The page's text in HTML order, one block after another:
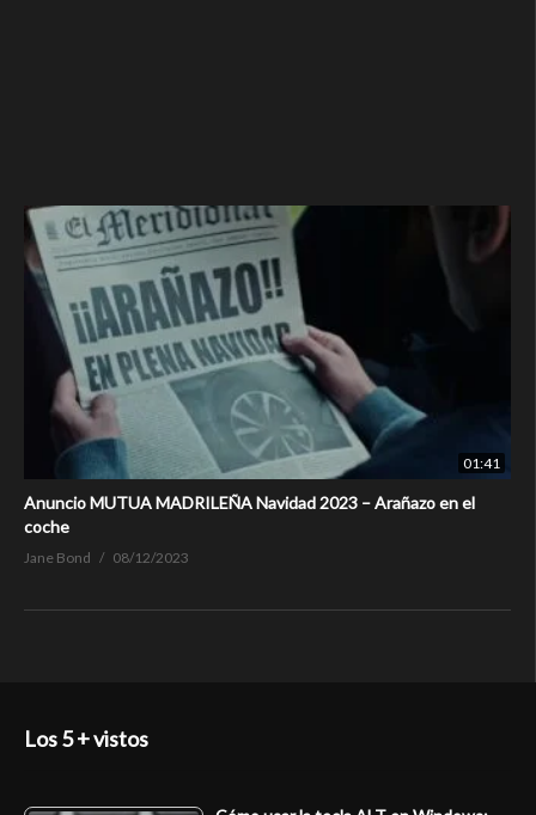
01:41
Anuncio MUTUA MADRILEÑA Navidad 2023 – Arañazo en el
coche
Jane Bond 08/12/2023
Los 5 + vistos